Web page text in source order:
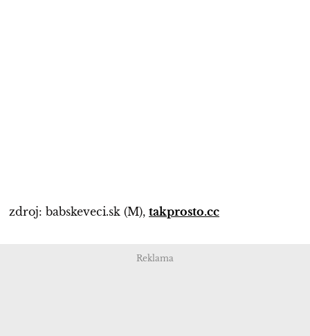
zdroj: babskeveci.sk (M), takprosto.cc
Reklama